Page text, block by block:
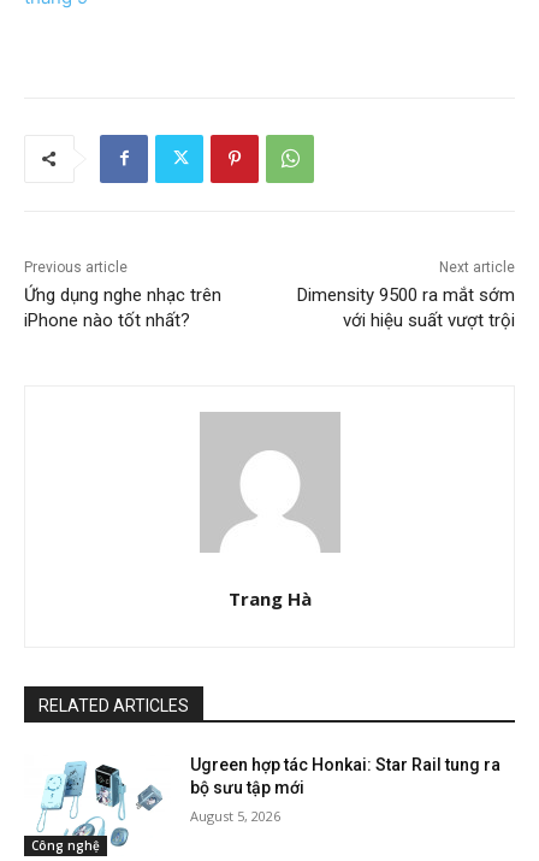
Previous article
Ứng dụng nghe nhạc trên
iPhone nào tốt nhất?
Next article
Dimensity 9500 ra mắt sớm
với hiệu suất vượt trội
Trang Hà
RELATED ARTICLES
Công nghệ
Ugreen hợp tác Honkai: Star Rail tung ra
bộ sưu tập mới
August 5, 2026